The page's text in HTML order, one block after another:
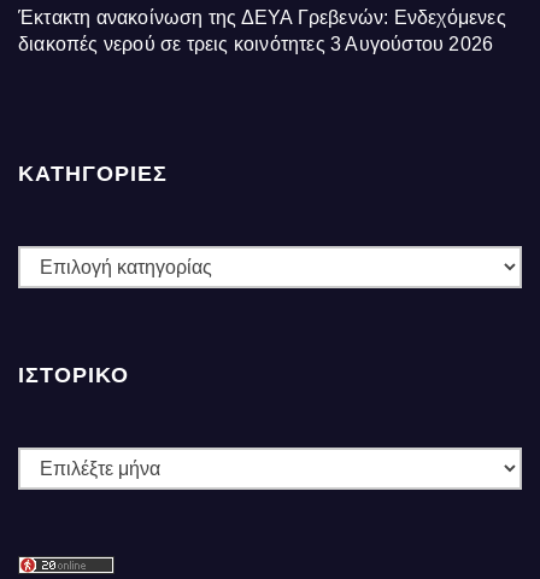
Έκτακτη ανακοίνωση της ΔΕΥΑ Γρεβενών: Ενδεχόμενες
διακοπές νερού σε τρεις κοινότητες 3 Αυγούστου 2026
ΚΑΤΗΓΟΡΙΕΣ
ΚΑΤΗΓΟΡΙΕΣ
ΙΣΤΟΡΙΚΌ
Ιστορικό